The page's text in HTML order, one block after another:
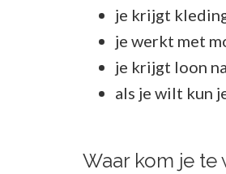
je krijgt
je werkt met
je krijgt loon
als je wilt kun
Waar kom je te